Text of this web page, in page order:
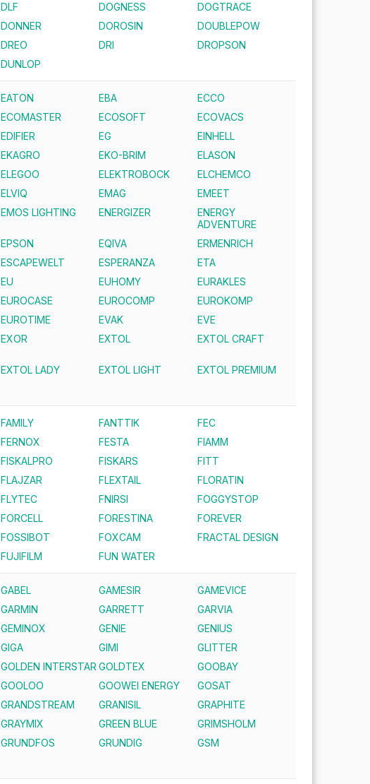
DLF DOGNESS
DOGTRACE
DONNER DOROSIN
DOUBLEPOW
DREO DRI
DROPSON
DUNLOP
EATON EBA
ECCO
ECOMASTER ECOSOFT
ECOVACS
EDIFIER EG
EINHELL
EKAGRO EKO-BRIM
ELASON
ELEGOO ELEKTROBOCK
ELCHEMCO
ELVIQ EMAG
EMEET
EMOS LIGHTING ENERGIZER
ENERGY
ADVENTURE
EPSON EQIVA
ERMENRICH
ESCAPEWELT ESPERANZA
ETA
EU EUHOMY
EURAKLES
EUROCASE EUROCOMP
EUROKOMP
EUROTIME EVAK
EVE
EXOR EXTOL EXTOL CRAFT
EXTOL LADY EXTOL LIGHT
EXTOL PREMIUM
FAMILY FANTTIK
FEC
FERNOX FESTA
FIAMM
FISKALPRO FISKARS
FITT
FLAJZAR FLEXTAIL
FLORATIN
FLYTEC FNIRSI
FOGGYSTOP
FORCELL FORESTINA
FOREVER
FOSSIBOT FOXCAM
FRACTAL DESIGN
FUJIFILM FUN WATER
GABEL GAMESIR
GAMEVICE
GARMIN GARRETT
GARVIA
GEMINOX GENIE
GENIUS
GIGA GIMI
GLITTER
GOLDEN INTERSTAR GOLDTEX
GOOBAY
GOOLOO GOOWEI ENERGY
GOSAT
GRANDSTREAM GRANISIL
GRAPHITE
GRAYMIX GREEN BLUE
GRIMSHOLM
GRUNDFOS GRUNDIG
GSM